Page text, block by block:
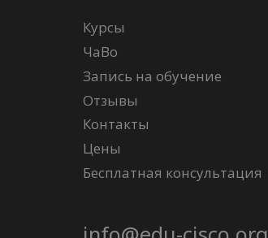
Курсы
ЧаВо
Запись на обучение
Отзывы
Контакты
Цены
Бесплатная консультация